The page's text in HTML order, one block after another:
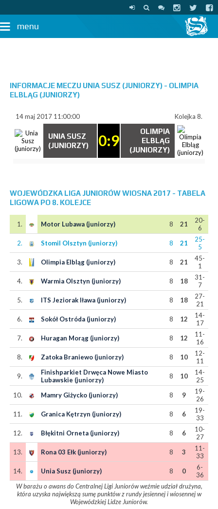
menu
INFORMACJE MECZU UNIA SUSZ (JUNIORZY) - OLIMPIA
ELBLĄG (JUNIORZY)
14 maj 2017 11:00:00 Kolejka 8.
UNIA SUSZ
(JUNIORZY)
0:9
OLIMPIA
ELBLĄG
(JUNIORZY)
WOJEWÓDZKA LIGA JUNIORÓW WIOSNA 2017 - TABELA
LIGOWA PO 8. KOLEJCE
1. Motor Lubawa (juniorzy) 8 21
20-
6
2.
Stomil Olsztyn (juniorzy) 8 21
25-
5
3.
Olimpia Elbląg (juniorzy) 8 21
45-
1
4.
Warmia Olsztyn (juniorzy) 8 18
31-
7
5.
ITS Jeziorak Iława (juniorzy) 8 18
27-
21
6.
Sokół Ostróda (juniorzy) 8 12
14-
17
7.
Huragan Morąg (juniorzy) 8 12
11-
16
8.
Zatoka Braniewo (juniorzy) 8 10
12-
11
9.
Finishparkiet Drwęca Nowe Miasto
Lubawskie (juniorzy)
8 10
14-
25
10.
Mamry Giżycko (juniorzy) 8 9
19-
26
11.
Granica Kętrzyn (juniorzy) 8 6
19-
33
12.
Błękitni Orneta (juniorzy) 8 6
10-
27
13.
Rona 03 Ełk (juniorzy) 8 3
11-
33
14.
Unia Susz (juniorzy) 8 0
6-
36
W barażu o awans do Centralnej Ligi Juniorów weźmie udział drużyna,
która uzyska największą sumę punktów z rundy jesiennej i wiosennej w
Wojewódzkiej Lidze Juniorów.